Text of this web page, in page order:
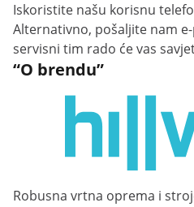
Iskoristite našu korisnu
Alternativno, pošaljite nam
servisni tim rado će vas
“O brendu”
Robusna vrtna oprema i